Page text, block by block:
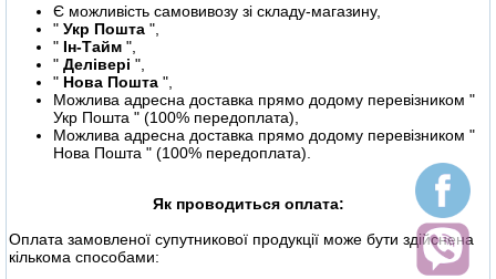
Є можливість самовивозу зі складу-магазину,
" Укр Пошта ",
" Ін-Тайм ",
" Делівері ",
" Нова Пошта ",
Можлива адресна доставка прямо додому перевізником "
Укр Пошта " (100% передоплата),
Можлива адресна доставка прямо додому перевізником "
Нова Пошта " (100% передоплата).
Як проводиться оплата:
Оплата замовленої супутникової продукції може бути здійснена
кількома способами: